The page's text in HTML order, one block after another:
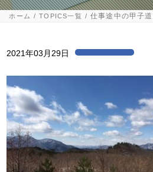
ホーム TOPICS一覧 仕事途中の甲子
2021年03月29日